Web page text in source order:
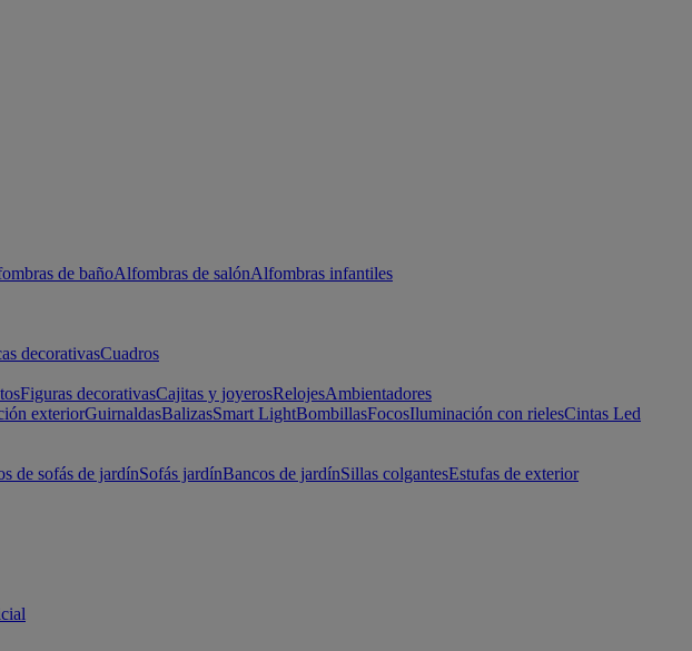
de bañoAlfombras de salónAlfombras infantiles
decorativasCuadros
Figuras decorativasCajitas y joyerosRelojesAmbientadores
exteriorGuirnaldasBalizasSmart LightBombillasFocosIluminación con rielesCintas Led
de sofás de jardínSofás jardínBancos de jardínSillas colgantesEstufas de exterior